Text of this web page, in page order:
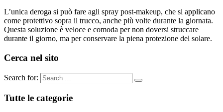
L’unica deroga si può fare agli spray post-makeup, che si applicano
come protettivo sopra il trucco, anche più volte durante la giornata.
Questa soluzione è veloce e comoda per non doversi struccare
durante il giorno, ma per conservare la piena protezione del solare.
Cerca nel sito
Search for:
Tutte le categorie